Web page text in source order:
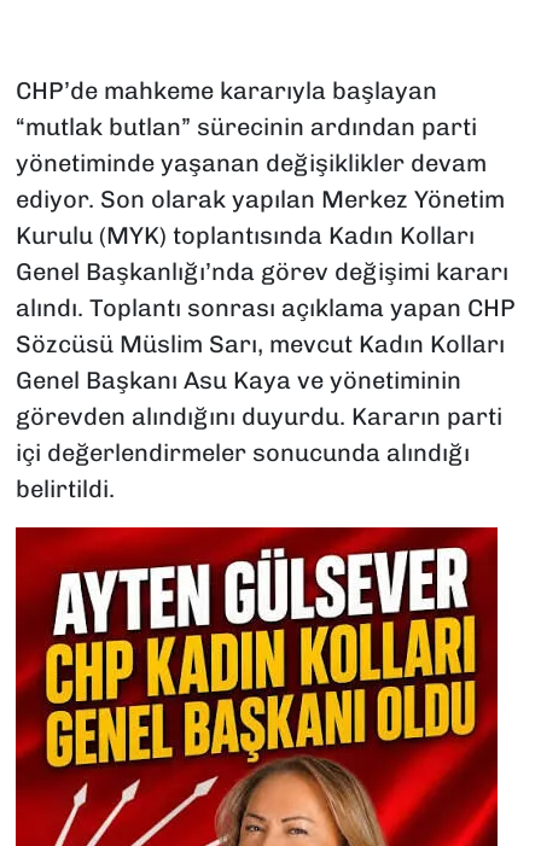
CHP’de mahkeme kararıyla başlayan
“mutlak butlan” sürecinin ardından parti
yönetiminde yaşanan değişiklikler devam
ediyor. Son olarak yapılan Merkez Yönetim
Kurulu (MYK) toplantısında Kadın Kolları
Genel Başkanlığı’nda görev değişimi kararı
alındı. Toplantı sonrası açıklama yapan CHP
Sözcüsü Müslim Sarı, mevcut Kadın Kolları
Genel Başkanı Asu Kaya ve yönetiminin
görevden alındığını duyurdu. Kararın parti
içi değerlendirmeler sonucunda alındığı
belirtildi.